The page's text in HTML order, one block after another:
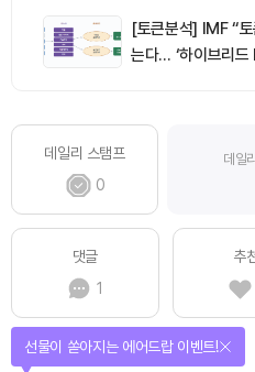
[토큰분석] IMF “
는다… ‘하이브리드
데일리 스탬프
0
데일
댓글
1
추
선물이 쏟아지는 에어드랍 이벤트!